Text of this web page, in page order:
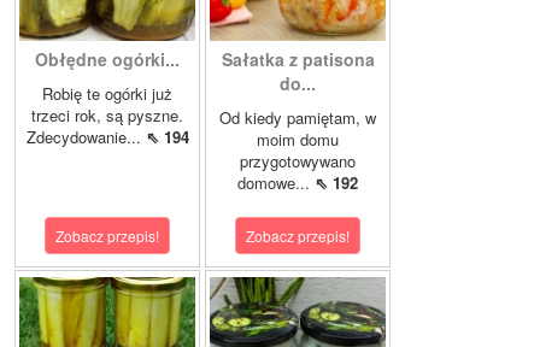
Obłędne ogórki...
Robię te ogórki już
trzeci rok, są pyszne.
Zdecydowanie... ⇖ 194
Zobacz przepis!
Sałatka z patisona
do...
Od kiedy pamiętam, w
moim domu
przygotowywano
domowe... ⇖ 192
Zobacz przepis!